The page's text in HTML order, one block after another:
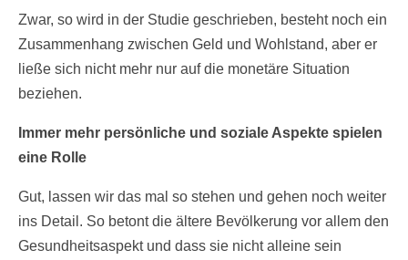
Zwar, so wird in der Studie geschrieben, besteht noch ein
Zusammenhang zwischen Geld und Wohlstand, aber er
ließe sich nicht mehr nur auf die monetäre Situation
beziehen.
Immer mehr persönliche und soziale Aspekte spielen
eine Rolle
Gut, lassen wir das mal so stehen und gehen noch weiter
ins Detail. So betont die ältere Bevölkerung vor allem den
Gesundheitsaspekt und dass sie nicht alleine sein